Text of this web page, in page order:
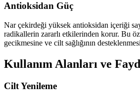
Antioksidan Güç
Nar çekirdeği yüksek antioksidan içeriği
radikallerin zararlı etkilerinden korur. Bu
gecikmesine ve cilt sağlığının
Kullanım Alanları ve
Cilt Yenileme